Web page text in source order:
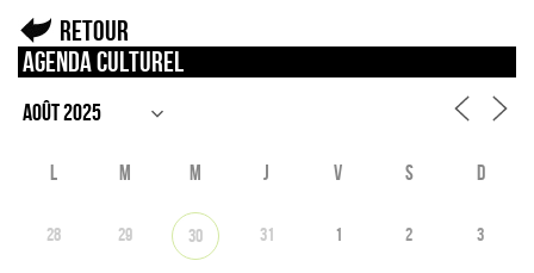
Retour
Agenda culturel
L M M J V S D
28 29 30 31 1 2 3